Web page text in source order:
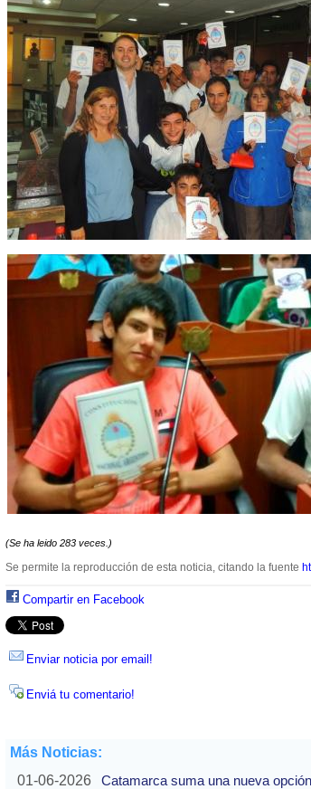
(Se ha leido 283 veces.)
Se permite la reproducción de esta noticia, citando la fuente
Compartir en Facebook
Enviar noticia por email!
Enviá tu comentario!
Más Noticias:
01-06-2026
Catamarca suma una nueva